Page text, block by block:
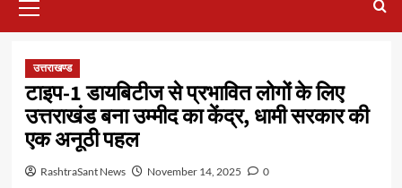
Menu
उत्तराखण्ड
टाइप-1 डायबिटीज से प्रभावित लोगों के लिए
उत्तराखंड बना उम्मीद का केंद्र, धामी सरकार की
एक अनूठी पहल
RashtraSant News November 14, 2025 0